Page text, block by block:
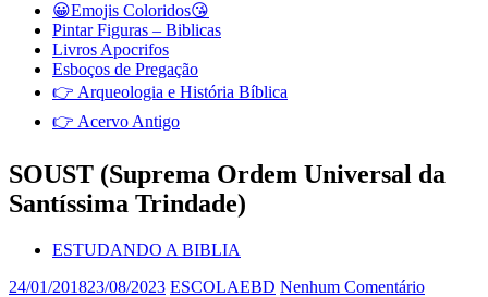
😀Emojis Coloridos😘
Pintar Figuras – Biblicas
Livros Apocrifos
Esboços de Pregação
👉 Arqueologia e História Bíblica
👉 Acervo Antigo
SOUST (Suprema Ordem Universal da
Santíssima Trindade)
ESTUDANDO A BIBLIA
24/01/201823/08/2023 ESCOLAEBD Nenhum Comentário